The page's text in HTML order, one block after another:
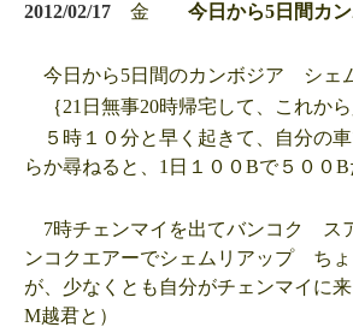
2012/02/17 金 今日から5日
今日から5日間のカンボジア シェ
｛21日無事20時帰宅して、これか
５時１０分と早く起きて、自分の
らか尋ねると、1日１００Bで５００
7時チェンマイを出てバンコク ス
ンコクエアーでシェムリアップ ち
が、少なくとも自分がチェンマイに
M越君と）